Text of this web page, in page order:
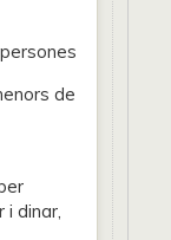
de
i dinar,